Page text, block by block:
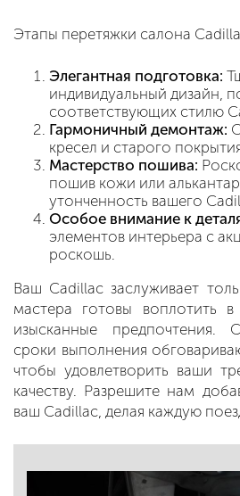
Этапы перетяжки салона
Элегантная подготовка:
индивидуальный дизайн,
соответствующих стилю
Гармоничный демонтаж:
кресел и старого
Мастерство пошива:
пошив кожи или
утонченность вашего
Особое внимание к
элементов интерьера с
роскошь.
Ваш Cadillac заслуживает
мастера готовы воплотить
изысканные предпочтения.
сроки выполнения
чтобы удовлетворить ваши
качеству. Разрешите нам
ваш Cadillac, делая каждую